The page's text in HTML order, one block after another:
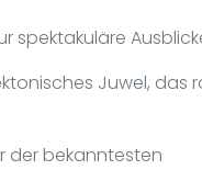
spektakuläre
Juwel, das
der bekanntesten